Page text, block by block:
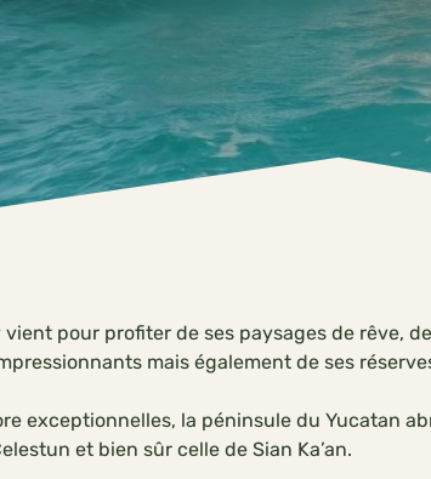
pour profiter de ses paysages de rêve,
mais également de ses
exceptionnelles, la péninsule du Yucatan
et bien sûr celle de Sian Ka’an.